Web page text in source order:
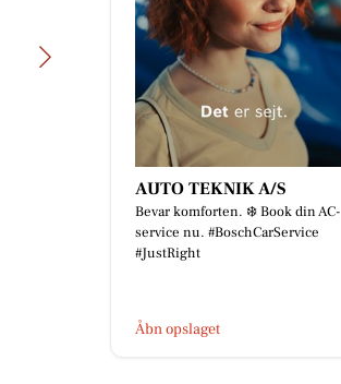
AUTO TEKNIK A/S
Bevar komforten. ❄️ Book din AC-
service nu. #BoschCarService
#JustRight
Åbn opslaget